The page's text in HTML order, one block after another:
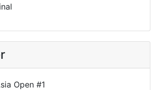
Open #1